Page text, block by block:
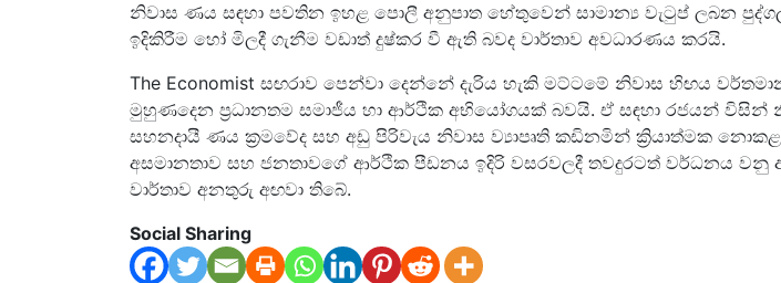
නිවාස ණය සඳහා පවතින ඉහළ පොලී අනුපාත හේතුවෙන් සාමාන්‍ය වැටුප් ලබන
ඉදිකිරීම හෝ මිලදී ගැනීම වඩාත් දුෂ්කර වී ඇති බවද වාර්තාව අවධාරණය කරයි.
The Economist සඟරාව පෙන්වා දෙන්නේ දැරිය හැකි මට්ටමේ නිවාස හිඟය
මුහුණදෙන ප්‍රධානතම සමාජීය හා ආර්ථික අභියෝගයක් බවයි. ඒ සඳහා රජයන් විසින්
සහනදායී ණය ක්‍රමවේද සහ අඩු පිරිවැය නිවාස ව්‍යාපෘති කඩිනමින් ක්‍රියාත්මක
අසමානතාව සහ ජනතාවගේ ආර්ථික පීඩනය ඉදිරි වසරවලදී තවදුරටත් වර්ධනය වනු
වාර්තාව අනතුරු අඟවා තිබේ.
Social Sharing